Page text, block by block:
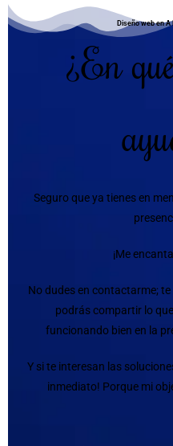
Diseño web en
¿En
Seguro que ya tienes en
¡Me
No dudes en contactarme;
podrás compartir lo
funcionando bien en la
Y si te interesan las
inmediato! Porque mi